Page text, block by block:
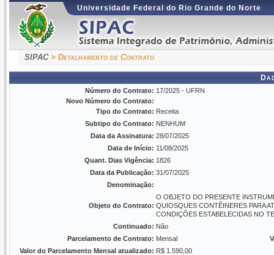
Universidade Federal do Rio Grande do Norte
SIPAC> Detalhamento de Contrato
Número do Contrato: 17/2025 - UFRN
Novo Número do Contrato:
Tipo do Contrato: Receita
Subtipo do Contrato: NENHUM
Data da Assinatura: 28/07/2025
Data de Início: 11/08/2025
Quant. Dias Vigência: 1826
Data da Publicação: 31/07/2025
Denominação:
Objeto do Contrato:
O OBJETO DO PRESENTE
QUIOSQUES CONTÊINERES PARA
CONDIÇÕES ESTABELECIDAS NO
Continuado: Não
Parcelamento de Contrato: Mensal
Valor do Parcelamento Mensal atualizado: R$ 1.590,00